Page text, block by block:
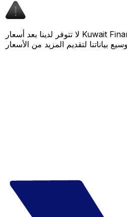
لا تتوفر لدينا بعد أسعار Kuwait Finance House لهذا الزوج من العملات، لكن لا يزال بإمكانك مقارنة عرض سعر من Kuwait Finance House بسعر Xe المباشر لمعرفة التوفير المحتمل. عد لاحقًا، فنحن نعمل